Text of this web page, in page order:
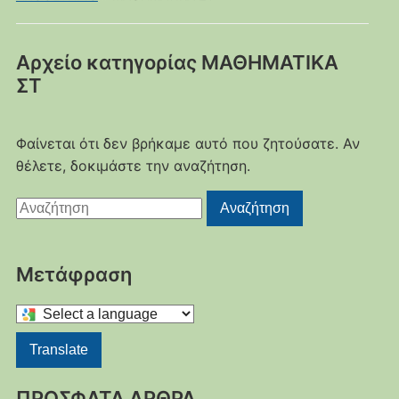
Αρχείο κατηγορίας ΜΑΘΗΜΑΤΙΚΑ
ΣΤ
Μετάφραση
Select
a
language
Translate
Φαίνεται ότι δεν βρήκαμε αυτό που ζητούσατε. Αν
θέλετε, δοκιμάστε την αναζήτηση.
Αναζήτηση
για:
Αναζήτηση